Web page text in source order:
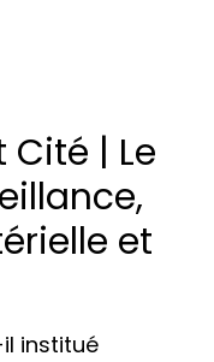
Cité | Le
et
institué